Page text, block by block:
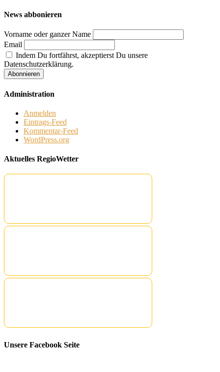
News abbonieren
Vorname oder ganzer Name
Email
Indem Du fortfährst, akzeptierst Du unsere
Datenschutzerklärung.
Administration
Anmelden
Eintrags-Feed
Kommentar-Feed
WordPress.org
Aktuelles RegioWetter
Unsere Facebook Seite